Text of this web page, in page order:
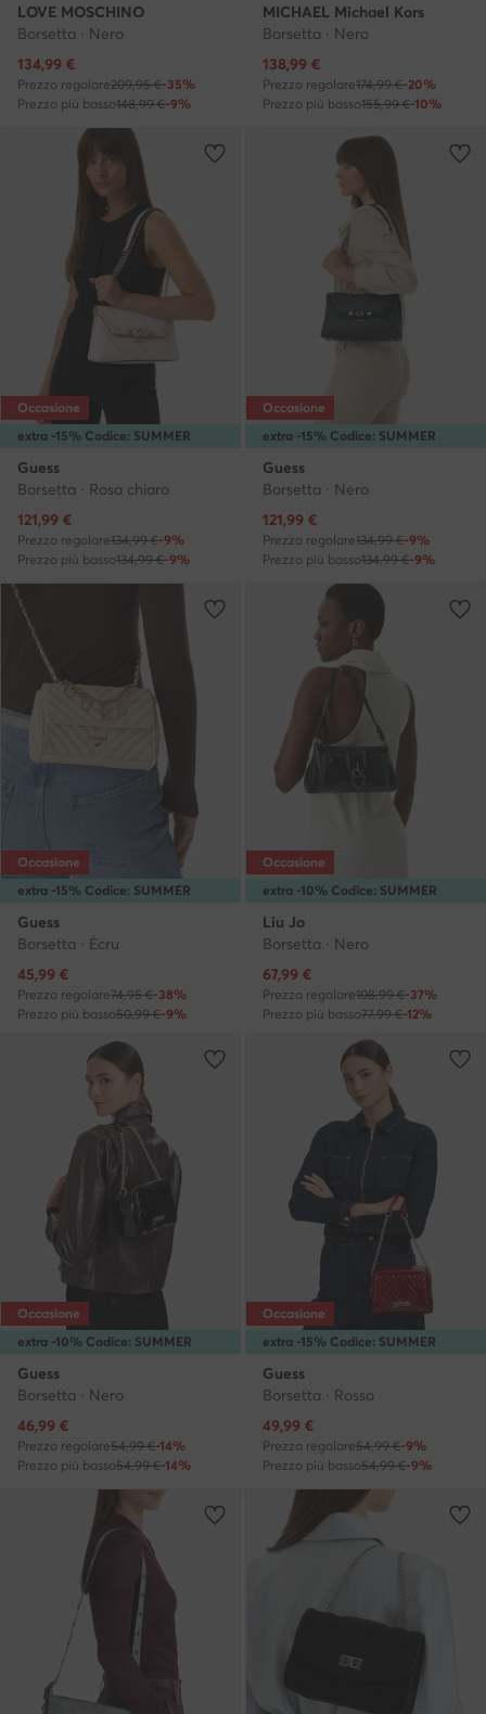
LOVE MOSCHINO
Borsetta · Nero
Prezzo attuale
134,99 €
Prezzo regolare209,95 €-35%
Prezzo più basso148,99 €-9%
MICHAEL Michael Kors
Borsetta · Nero
Prezzo attuale
138,99 €
Prezzo regolare174,99 €-20%
Prezzo più basso155,99 €-10%
extra -15% Codice: SUMMER
Occasione
Guess
Borsetta · Rosa chiaro
Prezzo attuale
121,99 €
Prezzo regolare134,99 €-9%
Prezzo più basso134,99 €-9%
extra -15% Codice: SUMMER
Occasione
Guess
Borsetta · Nero
Prezzo attuale
121,99 €
Prezzo regolare134,99 €-9%
Prezzo più basso134,99 €-9%
extra -15% Codice: SUMMER
Occasione
Guess
Borsetta · Écru
Prezzo attuale
45,99 €
Prezzo regolare74,95 €-38%
Prezzo più basso50,99 €-9%
extra -10% Codice: SUMMER
Occasione
Liu Jo
Borsetta · Nero
Prezzo attuale
67,99 €
Prezzo regolare108,99 €-37%
Prezzo più basso77,99 €-12%
extra -10% Codice: SUMMER
Occasione
Guess
Borsetta · Nero
Prezzo attuale
46,99 €
Prezzo regolare54,99 €-14%
Prezzo più basso54,99 €-14%
extra -15% Codice: SUMMER
Occasione
Guess
Borsetta · Rosso
Prezzo attuale
49,99 €
Prezzo regolare54,99 €-9%
Prezzo più basso54,99 €-9%